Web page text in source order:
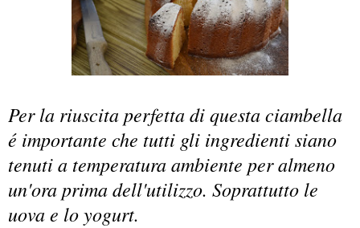
Per la riuscita perfetta di questa ciambella
é importante che tutti gli ingredienti siano
tenuti a temperatura ambiente per almeno
un'ora prima dell'utilizzo. Soprattutto le
uova e lo yogurt.